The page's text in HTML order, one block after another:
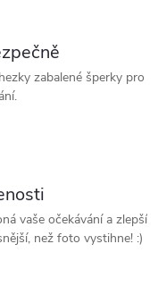
zabalené šperky pro
vaše očekávání a zlepší
než foto vystihne! :)